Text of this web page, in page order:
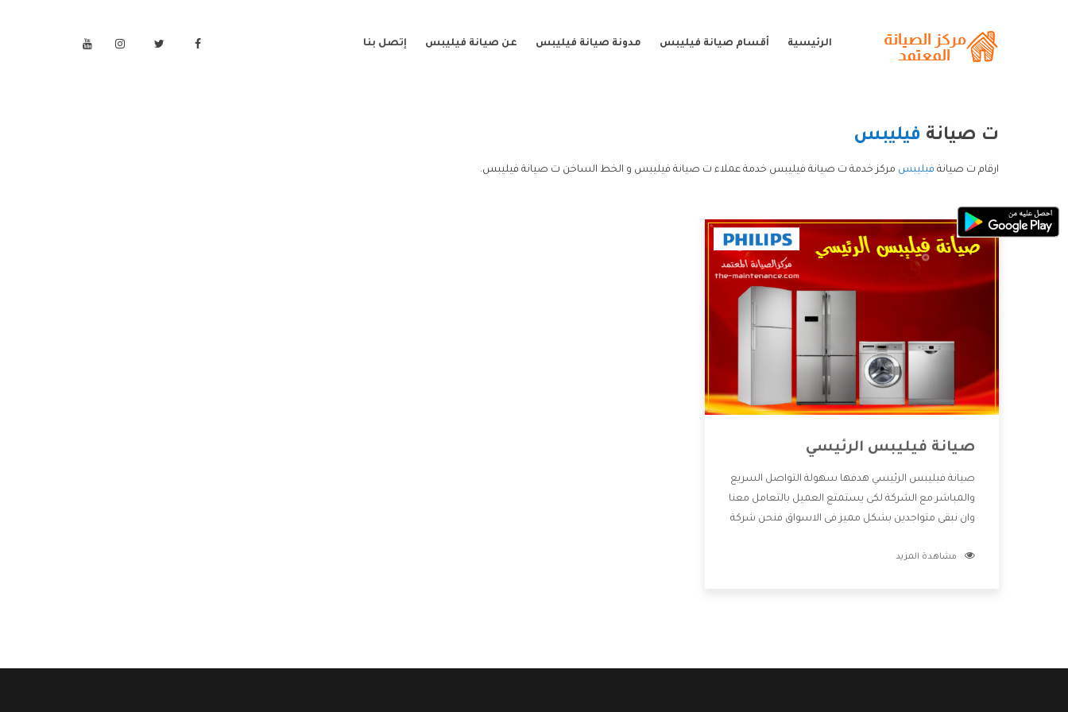
الرئيسية أقسام صيانة فيليبس مدونة صيانة فيليبس عن صيانة فيليبس إتصل بنا
ت صيانة فيليبس
ارقام ت صيانة فيليبس مركز خدمة ت صيانة فيليبس خدمة عملاء ت صيانة فيليبس و الخط الساخن ت صيانة فيليبس.
صيانة فيليبس الرئيسي
صيانة فيليبس الرئيسي هدفها سهولة التواصل السريع
والمباشر مع الشركة لكى يستمتع العميل بالتعامل معنا
وان نبقى متواجدين بشكل مميز فى الاسواق فنحن شركة
بالخدمات التى تنفرد الشركة بها والتى تكون منها خدمة
مشاهدة المزيد